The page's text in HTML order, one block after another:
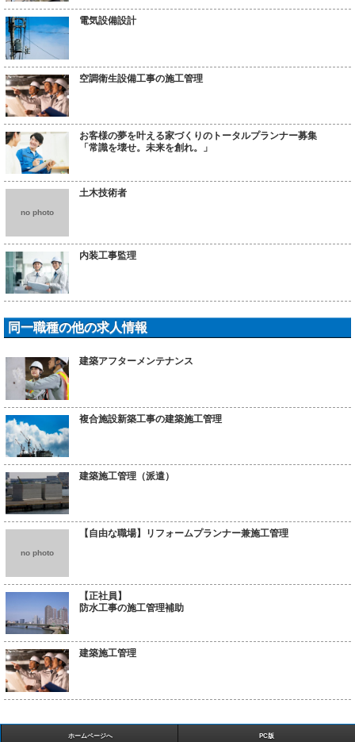
電気設備設計
空調衛生設備工事の施工管理
お客様の夢を叶える家づくりのトータルプランナー募集
「常識を壊せ。未来を創れ。」
no photo
土木技術者
内装工事監理
同一職種の他の求人情報
建築アフターメンテナンス
複合施設新築工事の建築施工管理
建築施工管理（派遣）
no photo
【自由な職場】リフォームプランナー兼施工管理
【正社員】
防水工事の施工管理補助
建築施工管理
ホームページへ PC版